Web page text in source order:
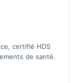
certifié HDS
de santé.